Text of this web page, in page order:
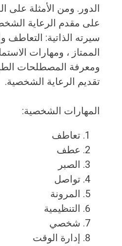
الدور. ومن الأمثلة على
على مقدم الرعاية
سيرته الذاتية: التعاطف
الممتاز ، ومهارات
ومعرفة المصطلحات
تقديم الرعاية الشخصية.
المهارات الشخصية:
تعاطف
عطف
الصبر
تواصل
المرونة
التنظيمية
شخصي
إدارة الوقت